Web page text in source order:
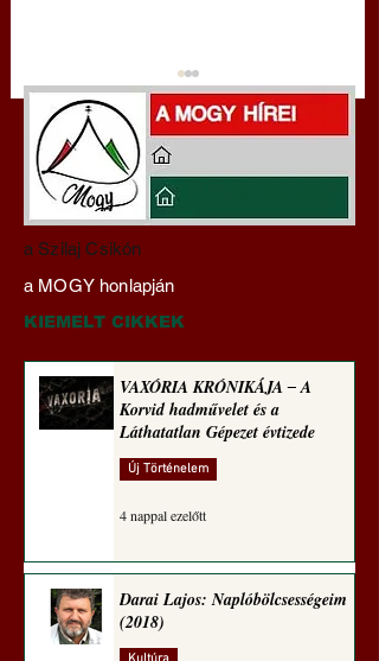
Darai Lajos:
Naplóbölcsességeim
(2024)
a Szilaj Csikón
a MOGY honlapján
KIEMELT CIKKEK
VAXÓRIA KRÓNIKÁJA ‒ A
Korvid hadművelet és a
Láthatatlan Gépezet évtizede
Új Történelem
4 nappal ezelőtt
Darai Lajos: Naplóbölcsességeim
(2018)